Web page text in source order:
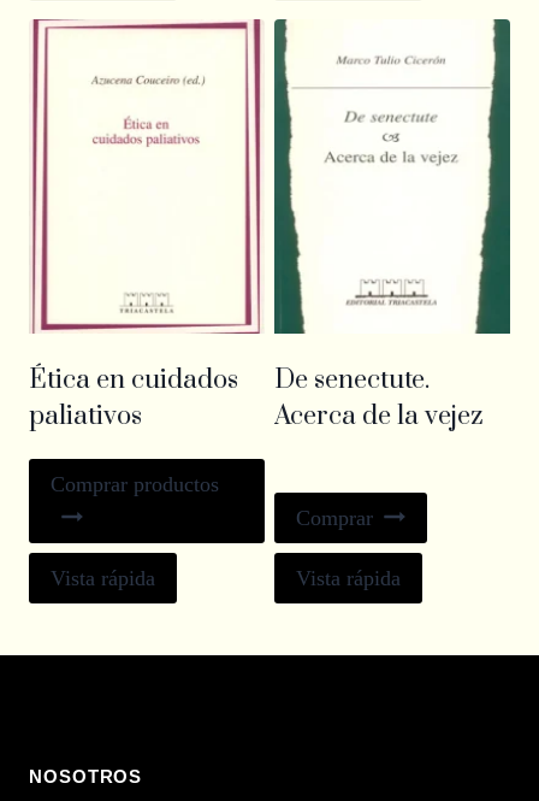
Ética en cuidados
paliativos
Comprar productos
Vista rápida
De senectute.
Acerca de la vejez
Comprar
Vista rápida
NOSOTROS